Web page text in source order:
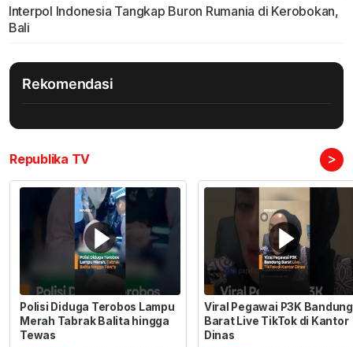
Interpol Indonesia Tangkap Buron Rumania di Kerobokan,
Bali
Rekomendasi
Republika TV >
Polisi Diduga Terobos Lampu
Merah Tabrak Balita hingga
Tewas
Viral Pegawai P3K Bandung
Barat Live TikTok di Kantor
Dinas